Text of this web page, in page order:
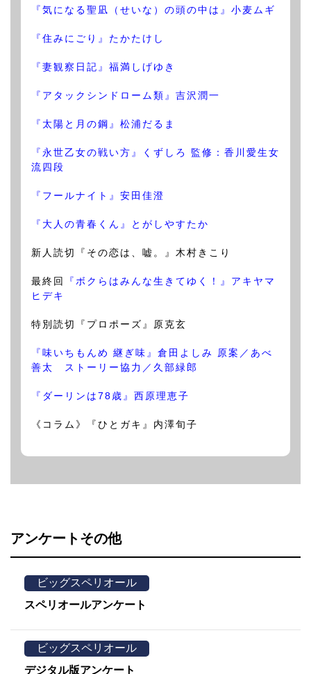
『気になる聖凪（せいな）の頭の中は』小麦ムギ
『住みにごり』たかたけし
『妻観察日記』福満しげゆき
『アタックシンドローム類』吉沢潤一
『太陽と月の鋼』松浦だるま
『永世乙女の戦い方』くずしろ 監修：香川愛生女
流四段
『フールナイト』安田佳澄
『大人の青春くん』とがしやすたか
新人読切『その恋は、嘘。』木村きこり
最終回
『ボクらはみんな生きてゆく！』アキヤマ
ヒデキ
特別読切『プロポーズ』原克玄
『味いちもんめ 継ぎ味』倉田よしみ 原案／あべ
善太 ストーリー協力／久部緑郎
『ダーリンは78歳』西原理恵子
《コラム》『ひとガキ』内澤旬子
アンケートその他
ビッグスペリオール
スペリオールアンケート
ビッグスペリオール
デジタル版アンケート